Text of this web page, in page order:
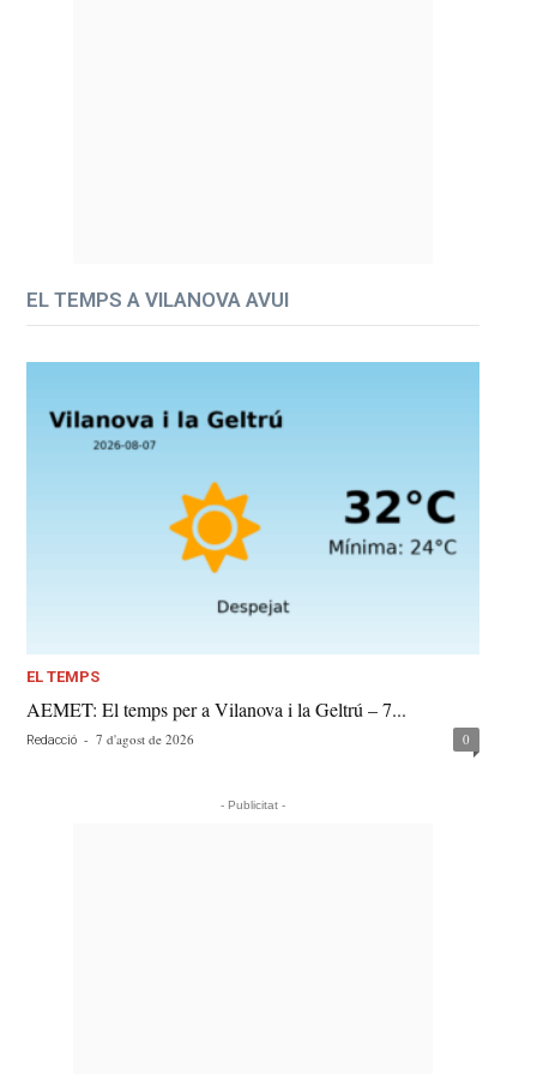
EL TEMPS A VILANOVA AVUI
EL TEMPS
AEMET: El temps per a Vilanova i la Geltrú – 7...
Redacció - 7 d'agost de 2026 0
- Publicitat -